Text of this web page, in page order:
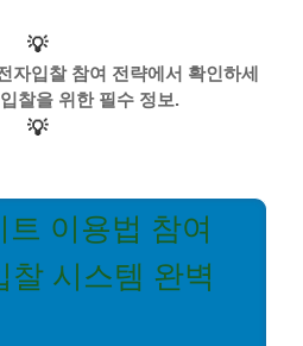
💡
자입찰 참여 전략에서 확인하세
찰을 위한 필수 정보.
💡
이용법 참여
찰 시스템 완벽